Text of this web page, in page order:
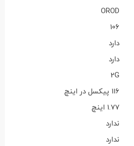
OROD
106
دارد
دارد
2G
116 پیکسل در اینچ
1.77 اینچ
ندارد
ندارد